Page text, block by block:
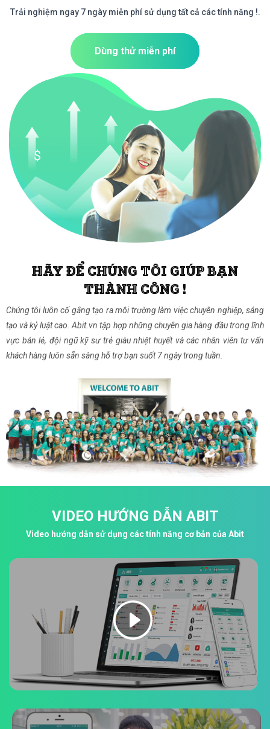
Trải nghiệm ngay 7 ngày miễn phí sử dụng tất cả các tính năng !.
Dùng thử miễn phí
HÃY ĐỂ CHÚNG TÔI GIÚP BẠN
THÀNH CÔNG !
Chúng tôi luôn cố gắng tạo ra môi trường làm việc chuyên nghiệp, sáng
tạo và kỷ luật cao. Abit.vn tập hợp những chuyên gia hàng đầu trong lĩnh
vực bán lẻ, đội ngũ kỹ sư trẻ giàu nhiệt huyết và các nhân viên tư vấn
khách hàng luôn sẵn sàng hỗ trợ bạn suốt 7 ngày trong tuần.
VIDEO HƯỚNG DẪN ABIT
Video hướng dẫn sử dụng các tính năng cơ bản của Abit